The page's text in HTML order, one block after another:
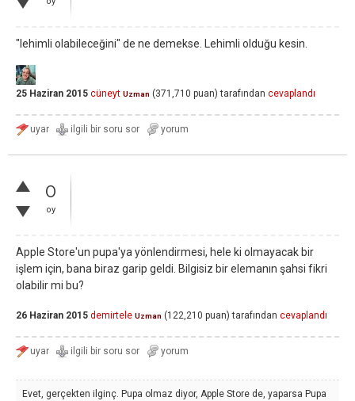
"lehimli olabileceğini" de ne demekse. Lehimli olduğu kesin.
25 Haziran 2015 cüneyt Uzman (371,710 puan) tarafından cevaplandı
0
oy
Apple Store'un pupa'ya yönlendirmesi, hele ki olmayacak bir
işlem için, bana biraz garip geldi. Bilgisiz bir elemanın şahsi fikri
olabilir mi bu?
26 Haziran 2015 demirtele Uzman (122,210 puan) tarafından cevaplandı
Evet, gerçekten ilginç. Pupa olmaz diyor, Apple Store de, yaparsa Pupa